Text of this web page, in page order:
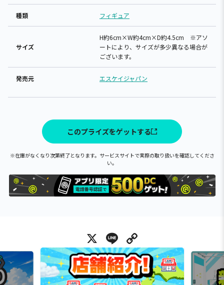
種類 フィギュア
サイズ
H約6cm×W約4cm×D約4.5cm ※アソ
ートにより、サイズが多少異なる場合が
ございます。
発売元 エスケイジャパン
このプライズをゲットする
※在庫がなくなり次第終了となります。サービスサイトで実際の取り扱いを確認してくださ
い。
X Line